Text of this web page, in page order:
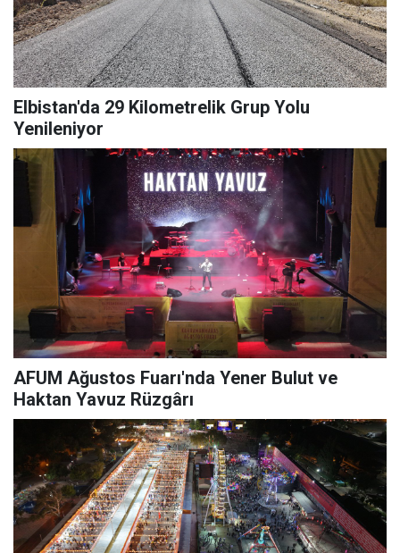
Elbistan'da 29 Kilometrelik Grup Yolu
Yenileniyor
AFUM Ağustos Fuarı'nda Yener Bulut ve
Haktan Yavuz Rüzgârı